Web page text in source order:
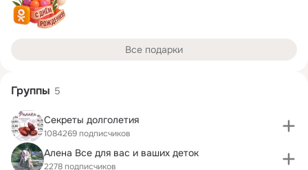
Все подарки
Группы 5
Секреты долголетия
1084269 подписчиков
Алена Все для вас и ваших деток
2278 подписчиков